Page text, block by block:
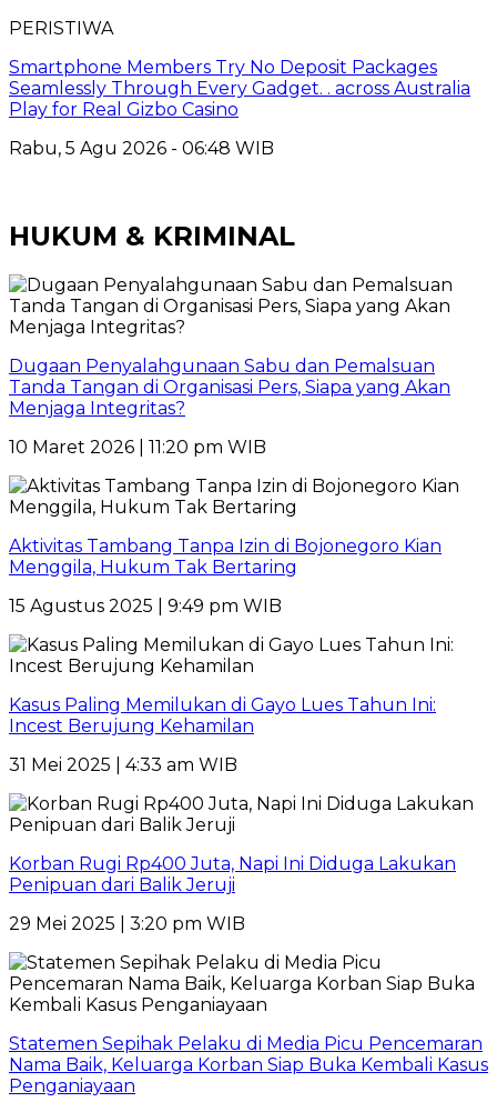
PERISTIWA
Smartphone Members Try No Deposit Packages
Seamlessly Through Every Gadget. . across Australia
Play for Real Gizbo Casino
Rabu, 5 Agu 2026 - 06:48 WIB
HUKUM & KRIMINAL
Dugaan Penyalahgunaan Sabu dan Pemalsuan
Tanda Tangan di Organisasi Pers, Siapa yang Akan
Menjaga Integritas?
10 Maret 2026 | 11:20 pm WIB
Aktivitas Tambang Tanpa Izin di Bojonegoro Kian
Menggila, Hukum Tak Bertaring
15 Agustus 2025 | 9:49 pm WIB
Kasus Paling Memilukan di Gayo Lues Tahun Ini:
Incest Berujung Kehamilan
31 Mei 2025 | 4:33 am WIB
Korban Rugi Rp400 Juta, Napi Ini Diduga Lakukan
Penipuan dari Balik Jeruji
29 Mei 2025 | 3:20 pm WIB
Statemen Sepihak Pelaku di Media Picu Pencemaran
Nama Baik, Keluarga Korban Siap Buka Kembali Kasus
Penganiayaan